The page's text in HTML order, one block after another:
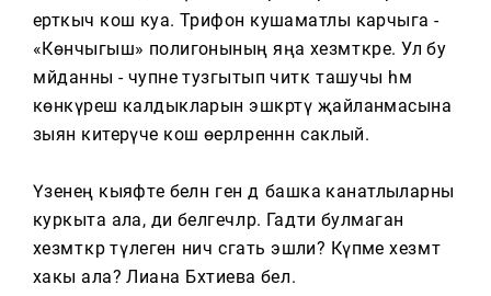
ерткыч кош куа. Трифон кушаматлы карчыга -
«Көнчыгыш» полигонының яңа хезмәткәре. Ул бу
мәйданны - чупне тузгытып читкә ташучы һәм
көнкүреш калдыкларын эшкәртү җайланмасына
зыян китерүче кош өерләреннән саклый.
Үзенең кыяфәте белән генә дә башка канатлыларны
куркыта ала, ди белгечләр. Гадәти булмаган
хезмәткәр тәүлегенә ничә сәгать эшли? Күпме хезмәт
хакы ала? Лиана Бәхтиева белә.